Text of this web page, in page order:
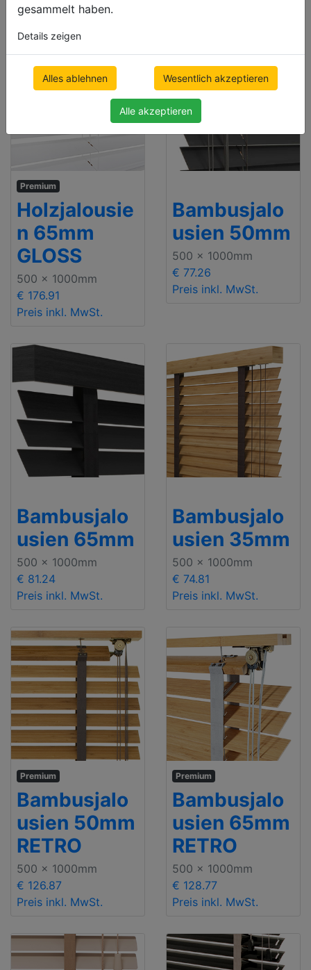
gesammelt haben.
Details zeigen
Alles ablehnen Wesentlich akzeptieren
Alle akzeptieren
Premium
Holzjalousie
n 65mm
GLOSS
500 x 1000mm
€ 176.91
Preis inkl. MwSt.
Bambusjalo
usien 50mm
500 x 1000mm
€ 77.26
Preis inkl. MwSt.
Bambusjalo
usien 65mm
500 x 1000mm
€ 81.24
Preis inkl. MwSt.
Bambusjalo
usien 35mm
500 x 1000mm
€ 74.81
Preis inkl. MwSt.
Premium
Bambusjalo
usien 50mm
RETRO
500 x 1000mm
€ 126.87
Preis inkl. MwSt.
Premium
Bambusjalo
usien 65mm
RETRO
500 x 1000mm
€ 128.77
Preis inkl. MwSt.